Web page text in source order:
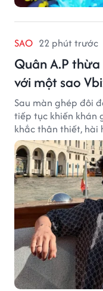
SAO 22 phút trước
Quân A.P
với một sao
Sau màn ghép đôi
tiếp tục khiến khán
khắc thân thiết, hài